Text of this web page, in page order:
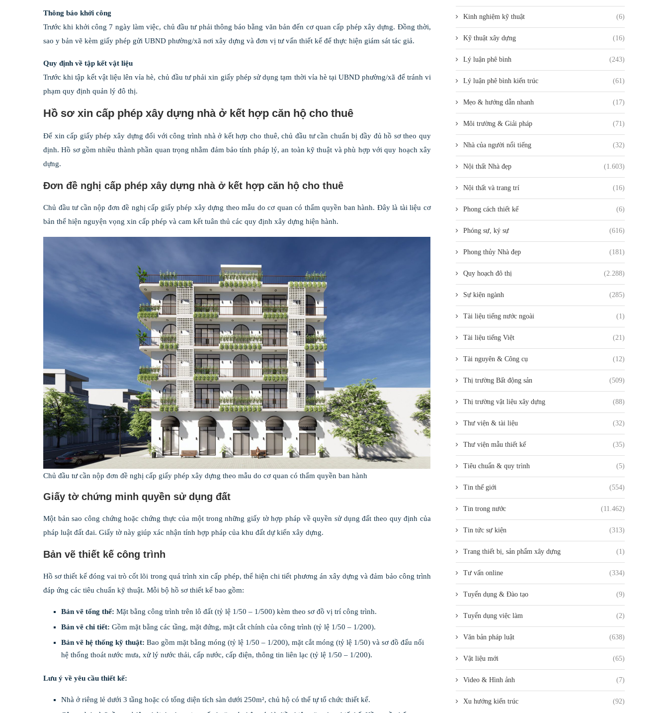
Thông báo khởi công
Trước khi khởi công 7 ngày làm việc, chủ đầu tư phải thông báo bằng văn bản đến cơ quan cấp phép xây dựng. Đồng thời,
sao y bản vẽ kèm giấy phép gửi UBND phường/xã nơi xây dựng và đơn vị tư vấn thiết kế để thực hiện giám sát tác giả.
Quy định về tập kết vật liệu
Trước khi tập kết vật liệu lên vỉa hè, chủ đầu tư phải xin giấy phép sử dụng tạm thời vỉa hè tại UBND phường/xã để tránh vi
phạm quy định quản lý đô thị.
Hồ sơ xin cấp phép xây dựng nhà ở kết hợp căn hộ cho thuê
Để xin cấp giấy phép xây dựng đối với công trình nhà ở kết hợp cho thuê, chủ đầu tư cần chuẩn bị đầy đủ hồ sơ theo quy
định. Hồ sơ gồm nhiều thành phần quan trọng nhằm đảm bảo tính pháp lý, an toàn kỹ thuật và phù hợp với quy hoạch xây
dựng.
Đơn đề nghị cấp phép xây dựng nhà ở kết hợp căn hộ cho thuê
Chủ đầu tư cần nộp đơn đề nghị cấp giấy phép xây dựng theo mẫu do cơ quan có thẩm quyền ban hành. Đây là tài liệu cơ
bản thể hiện nguyện vọng xin cấp phép và cam kết tuân thủ các quy định xây dựng hiện hành.
Chủ đầu tư cần nộp đơn đề nghị cấp giấy phép xây dựng theo mẫu do cơ quan có thẩm quyền ban hành
Giấy tờ chứng minh quyền sử dụng đất
Một bản sao công chứng hoặc chứng thực của một trong những giấy tờ hợp pháp về quyền sử dụng đất theo quy định của
pháp luật đất đai. Giấy tờ này giúp xác nhận tính hợp pháp của khu đất dự kiến xây dựng.
Bản vẽ thiết kế công trình
Hồ sơ thiết kế đóng vai trò cốt lõi trong quá trình xin cấp phép, thể hiện chi tiết phương án xây dựng và đảm bảo công trình
đáp ứng các tiêu chuẩn kỹ thuật. Mỗi bộ hồ sơ thiết kế bao gồm:
Bản vẽ tổng thể: Mặt bằng công trình trên lô đất (tỷ lệ 1/50 – 1/500) kèm theo sơ đồ vị trí công trình.
Bản vẽ chi tiết: Gồm mặt bằng các tầng, mặt đứng, mặt cắt chính của công trình (tỷ lệ 1/50 – 1/200).
Bản vẽ hệ thống kỹ thuật: Bao gồm mặt bằng móng (tỷ lệ 1/50 – 1/200), mặt cắt móng (tỷ lệ 1/50) và sơ đồ đấu nối
hệ thống thoát nước mưa, xử lý nước thải, cấp nước, cấp điện, thông tin liên lạc (tỷ lệ 1/50 – 1/200).
Lưu ý về yêu cầu thiết kế:
Nhà ở riêng lẻ dưới 3 tầng hoặc có tổng diện tích sàn dưới 250m², chủ hộ có thể tự tổ chức thiết kế.
Kinh nghiệm kỹ thuật (6)
Kỹ thuật xây dựng (16)
Lý luận phê bình (243)
Lý luận phê bình kiến trúc (61)
Mẹo & hướng dẫn nhanh (17)
Môi trường & Giải pháp (71)
Nhà của người nổi tiếng (32)
Nội thất Nhà đẹp (1.603)
Nội thất và trang trí (16)
Phong cách thiết kế (6)
Phóng sự, ký sự (616)
Phong thủy Nhà đẹp (181)
Quy hoạch đô thị (2.288)
Sự kiện ngành (285)
Tài liệu tiếng nước ngoài (1)
Tài liệu tiếng Việt (21)
Tài nguyên & Công cụ (12)
Thị trường Bất động sản (509)
Thị trường vật liệu xây dựng (88)
Thư viện & tài liệu (32)
Thư viện mẫu thiết kế (35)
Tiêu chuẩn & quy trình (5)
Tin thế giới (554)
Tin trong nước (11.462)
Tin tức sự kiện (313)
Trang thiết bị, sản phẩm xây dựng (1)
Tư vấn online (334)
Tuyển dụng & Đào tạo (9)
Tuyển dụng việc làm (2)
Văn bản pháp luật (638)
Vật liệu mới (65)
Video & Hình ảnh (7)
Xu hướng kiến trúc (92)